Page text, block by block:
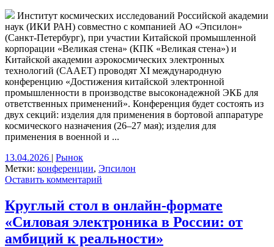
Институт космических исследований Российской академии
наук (ИКИ РАН) совместно с компанией АО «Эпсилон»
(Санкт-Петербург), при участии Китайской промышленной
корпорации «Великая стена» (КПК «Великая стена») и
Китайской академии аэрокосмических электронных
технологий (CAAET) проводят XI международную
конференцию «Достижения китайской электронной
промышленности в производстве высоконадежной ЭКБ для
ответственных применений». Конференция будет состоять из
двух секций: изделия для применения в бортовой аппаратуре
космического назначения (26–27 мая); изделия для
применения в военной и ...
13.04.2026 | Рынок
Метки: конференции, Эпсилон
Оставить комментарий
Круглый стол в онлайн-формате
«Силовая электроника в России: от
амбиций к реальности»